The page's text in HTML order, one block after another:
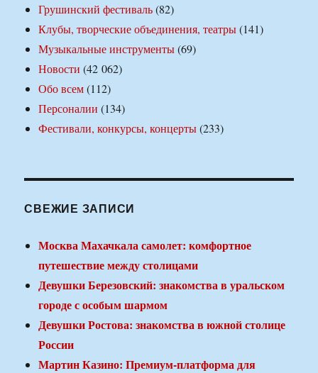
Грушинский фестиваль(82)
Клубы, творческие объединения, театры(141)
Музыкальные инструменты(69)
Новости (42 062)
Обо всем(112)
Персоналии (134)
Фестивали, конкурсы, концерты(233)
СВЕЖИЕ ЗАПИСИ
Москва Махачкала самолет: комфортное
путешествие между столицами
Девушки Березовский: знакомства в уральском
городе с особым шармом
Девушки Ростова: знакомства в южной столице
России
Мартин Казино: Премиум-платформа для